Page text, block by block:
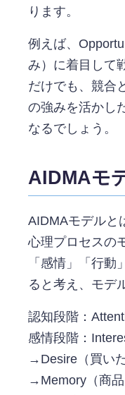
ります。
例えば、
み）に着目して
だけでも、競合
の強みを活かし
なるでしょう。
AIDMAモ
AIDMAモデルと
心理プロセスの
「感情」「行
ると考え、モデ
認知段階：
感情段階：
→Desire（買い
→Memory（商品